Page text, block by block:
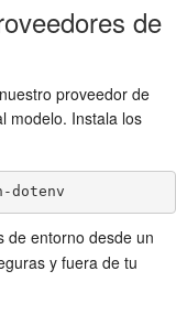
de
proveedor de
modelo. Instala los
dotenv
de entorno desde un
y fuera de tu